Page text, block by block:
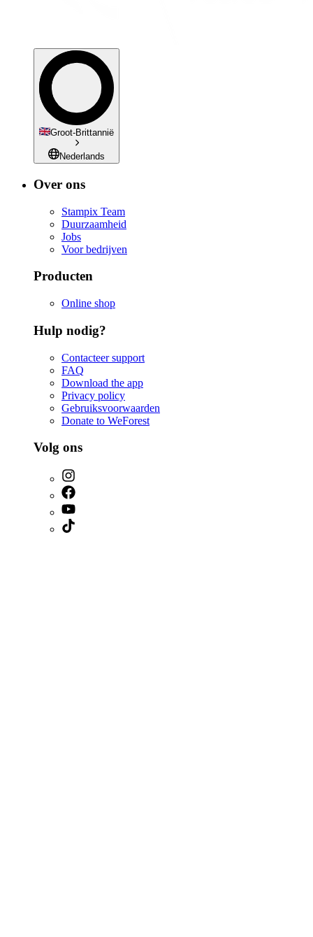
Groot-Brittannië
Nederlands
Over ons
Stampix Team
Duurzaamheid
Jobs
Voor bedrijven
Producten
Online shop
Hulp nodig?
Contacteer support
FAQ
Download the app
Privacy policy
Gebruiksvoorwaarden
Donate to WeForest
Volg ons